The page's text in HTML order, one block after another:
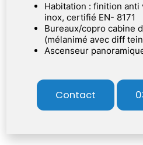
Habitation : finition anti vandale tout en
inox, certifié EN- 8171
Bureaux/copro cabine de type ARPA
(mélanimé avec diff
Ascenseur
Contact